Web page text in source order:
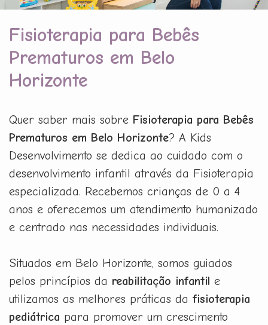
Fisioterapia para Bebês
Prematuros em Belo
Horizonte
Quer saber mais sobre Fisioterapia para Bebês
Prematuros em Belo Horizonte? A Kids
Desenvolvimento se dedica ao cuidado com o
desenvolvimento infantil através da Fisioterapia
especializada. Recebemos crianças de 0 a 4
anos e oferecemos um atendimento humanizado
e centrado nas necessidades individuais.
Situados em Belo Horizonte, somos guiados
pelos princípios da reabilitação infantil e
utilizamos as melhores práticas da fisioterapia
pediátrica para promover um crescimento